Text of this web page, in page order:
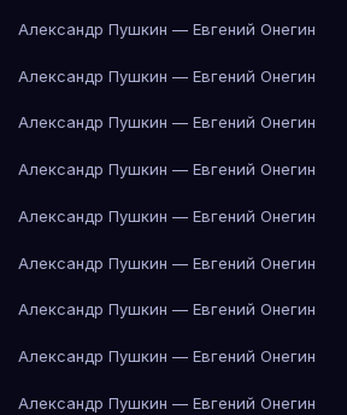
Александр Пушкин — Евгений Онегин
Александр Пушкин — Евгений Онегин
Александр Пушкин — Евгений Онегин
Александр Пушкин — Евгений Онегин
Александр Пушкин — Евгений Онегин
Александр Пушкин — Евгений Онегин
Александр Пушкин — Евгений Онегин
Александр Пушкин — Евгений Онегин
Александр Пушкин — Евгений Онегин